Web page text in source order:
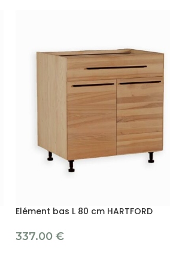
Elément bas L 80 cm HARTFORD
337.00 €